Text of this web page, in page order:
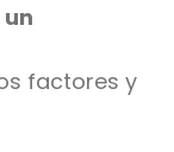
factores y